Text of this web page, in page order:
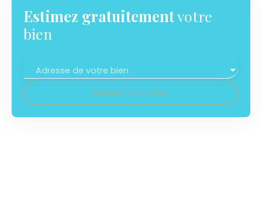
Estimez gratuitementvotre
bien
Adresse de votre bien
Estimer mon bien